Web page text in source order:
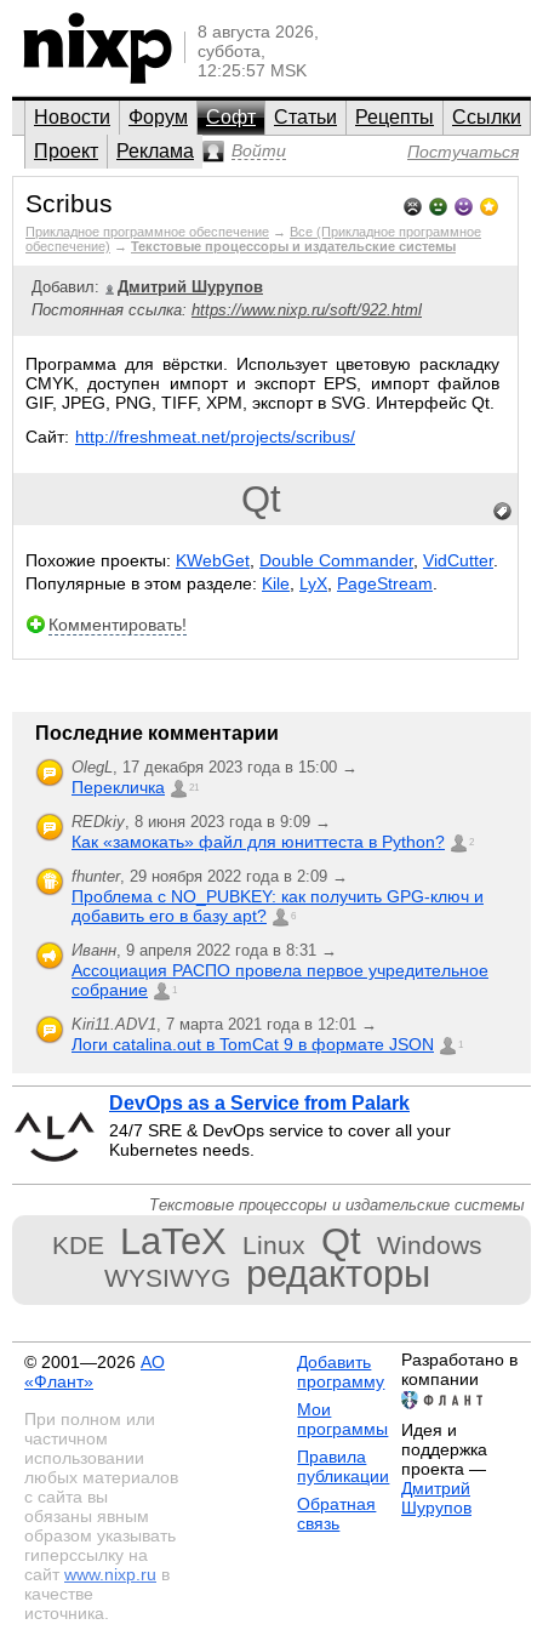
8 августа 2026,
суббота,
12:25:57 MSK
Новости Форум Софт Статьи Рецепты
Ссылки
Проект
Реклама Войти Постучаться
Scribus
Прикладное программное обеспечение → Все (Прикладное программное
обеспечение) → Текстовые процессоры и издательские системы
Добавил:
Дмитрий Шурупов
Постоянная ссылка: https://www.nixp.ru/soft/922.html
Программа для вёрстки. Использует цветовую раскладку
CMYK, доступен импорт и экспорт EPS, импорт файлов
GIF, JPEG, PNG, TIFF, XPM, экспорт в SVG. Интерфейс Qt.
Сайт: http://freshmeat.net/projects/scribus/
Qt
Похожие проекты: KWebGet Double Commander, VidCutter.
Популярные в этом разделе: Kile LyX PageStream
Комментировать!
Последние комментарии
OlegL, 17 декабря 2023 года в 15:00 →
Перекличка 21
REDkiy, 8 июня 2023 года в 9:09 →
Как «замокать» файл для юниттеста в Python? 2
fhunter, 29 ноября 2022 года в 2:09 →
Проблема с NO_PUBKEY: как получить GPG-ключ и
добавить его в базу apt?
6
Иванн, 9 апреля 2022 года в 8:31 →
Ассоциация РАСПО провела первое учредительное
собрание
1
Kiri11.ADV1, 7 марта 2021 года в 12:01 →
Логи catalina.out в TomCat 9 в формате JSON 1
DevOps as a Service from Palark
24/7 SRE & DevOps service to cover all your
Kubernetes needs.
Текстовые процессоры и издательские системы
KDE LaTeX Linux Qt Windows
WYSIWYG
редакторы
© 2001—2026 АО
«Флант»
При полном или
частичном
использовании
любых материалов
с сайта вы
обязаны явным
образом указывать
гиперссылку на
сайт www.nixp.ru в
качестве
источника.
Добавить
программу
Мои
программы
Правила
публикации
Обратная
связь
Разработано в
компании
Идея и
поддержка
проекта —
Дмитрий
Шурупов